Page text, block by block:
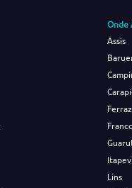
Onde
Assis
Itapevi
Lins